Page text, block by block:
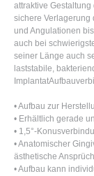
attraktive
sichere Verlagerung
und Angulationen
auch bei
seiner Länge auch
laststabile,
• Aufbau zur
• Erhältlich gerade
• 1,5°-
• Anatomischer
ästhetische
• Aufbau kann